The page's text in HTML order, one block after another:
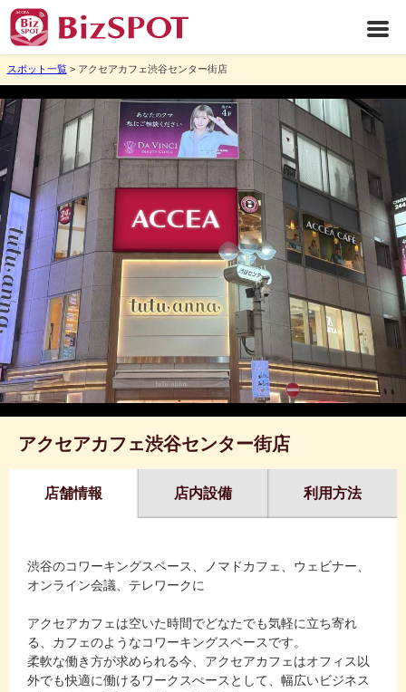
スポット一覧> アクセアカフェ渋谷センター街店
アクセアカフェ渋谷センター街店
店舗情報 店内設備 利用方法
渋谷のコワーキングスペース、ノマドカフェ、ウェビナー、
オンライン会議、テレワークに
アクセアカフェは空いた時間でどなたでも気軽に立ち寄れ
る、カフェのようなコワーキングスペースです。
柔軟な働き方が求められる今、アクセアカフェはオフィス以
外でも快適に働けるワークスぺースとして、幅広いビジネス